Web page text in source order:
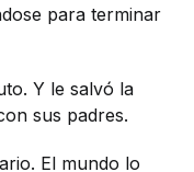
para terminar
Y le salvó la
sus padres.
El mundo lo